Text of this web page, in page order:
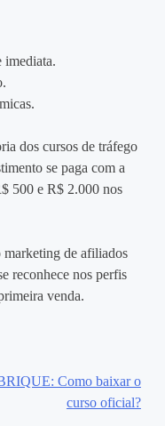
imediata.
dos cursos de tráfego
se paga com a
500 e R$ 2.000 nos
de afiliados
reconhece nos perfis
venda.
Como baixar o
curso oficial?